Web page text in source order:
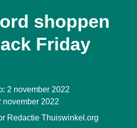
shoppen
Friday
2 november 2022
november 2022
Redactie Thuiswinkel.org